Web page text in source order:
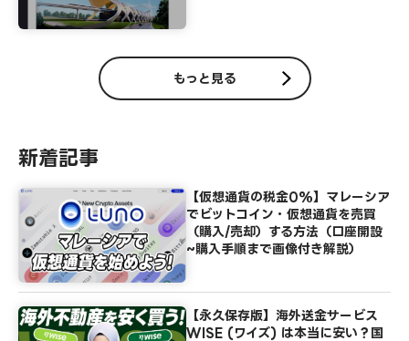
もっと見る
新着記事
【仮想通貨の税金0%】マレーシア
でビットコイン・仮想通貨を売買
（購入/売却）する方法（口座開設
~購入手順まで画像付き解説）
【永久保存版】海外送金サービス
WISE (ワイズ) は本当に安い？国